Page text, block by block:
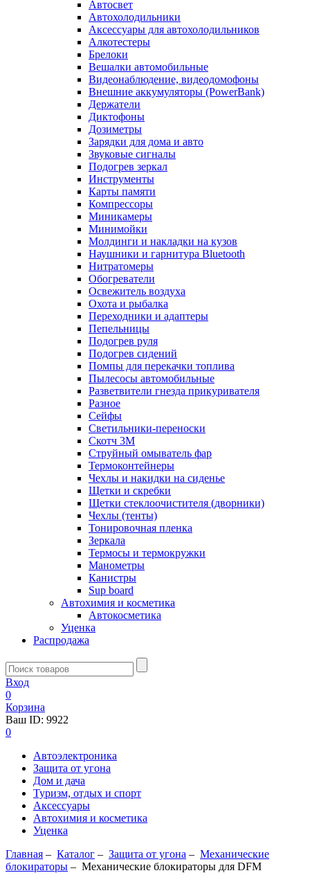
Aвтосвет
Автохолодильники
Аксессуары для автохолодильников
Алкотестеры
Брелоки
Вешалки автомобильные
Видеонаблюдение, видеодомофоны
Внешние аккумуляторы (PowerBank)
Держатели
Диктофоны
Дозиметры
Зарядки для дома и авто
Звуковые сигналы
Подогрев зеркал
Инструменты
Карты памяти
Компрессоры
Миникамеры
Минимойки
Молдинги и накладки на кузов
Наушники и гарнитура Bluetooth
Нитратомеры
Обогреватели
Освежитель воздуха
Охота и рыбалка
Переходники и адаптеры
Пепельницы
Подогрев руля
Подогрев сидений
Помпы для перекачки топлива
Пылесосы автомобильные
Разветвители гнезда прикуривателя
Разное
Сейфы
Светильники-переноски
Скотч 3М
Струйный омыватель фар
Термоконтейнеры
Чехлы и накидки на сиденье
Щетки и скребки
Щетки стеклоочистителя (дворники)
Чехлы (тенты)
Тонировочная пленка
Зеркалa
Термосы и термокружки
Манометры
Канистры
Sup board
Автохимия и косметика
Автокосметика
Уценка
Распродажа
Вход
0
Корзина
Ваш ID: 9922
0
Автоэлектроника
Защита от угона
Дом и дача
Туризм, отдых и спорт
Аксессуары
Автохимия и косметика
Уценка
Главная – Каталог – Защита от угона – Механические
блoкираторы – Механические блокираторы для DFM